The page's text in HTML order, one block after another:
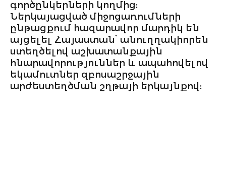
ԱՌԵՎՏՐԱՅՆԱՑՈՒՄ
ՀԱՐԹԱԿ
UTURN
ՍՏԵՂԾՈՒՄ
գործընկերների կողմից:
Ներկայացված միջոցառումների
ընթացքում հազարավոր մարդիկ են
այցելել Հայաստան՝ անուղղակիորեն
ստեղծելով աշխատանքային
հնարավորություններ և ապահովելով
եկամուտներ զբոսաշրջային
արժեստեղծման շղթայի երկայնքով: